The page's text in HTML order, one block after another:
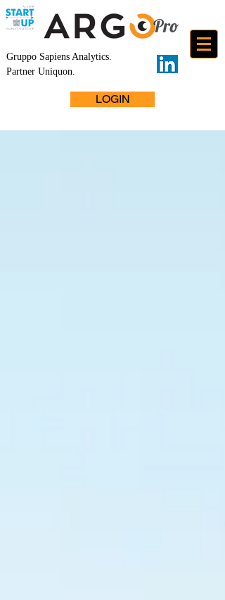
Gruppo Sapiens Analytics.
Partner Uniquon.
LOGIN